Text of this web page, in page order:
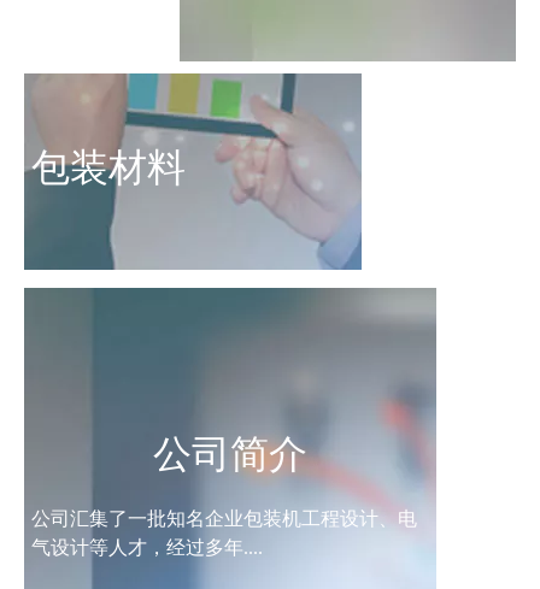
包装材料
公司简介
公司汇集了一批知名企业包装机工程设计、电
气设计等人才，经过多年....